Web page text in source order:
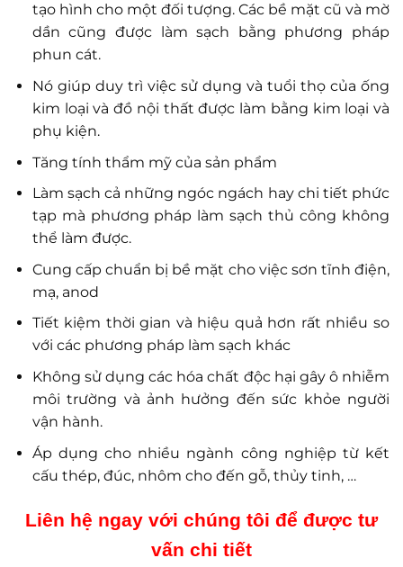
tạo hình cho một đối tượng. Các bề mặt cũ và mờ
dần cũng được làm sạch bằng phương pháp
phun cát.
Nó giúp duy trì việc sử dụng và tuổi thọ của ống
kim loại và đồ nội thất được làm bằng kim loại và
phụ kiện.
Tăng tính thẩm mỹ của sản phẩm
Làm sạch cả những ngóc ngách hay chi tiết phức
tạp mà phương pháp làm sạch thủ công không
thể làm được.
Cung cấp chuẩn bị bề mặt cho việc sơn tĩnh điện,
mạ, anod
Tiết kiệm thời gian và hiệu quả hơn rất nhiều so
với các phương pháp làm sạch khác
Không sử dụng các hóa chất độc hại gây ô nhiễm
môi trường và ảnh hưởng đến sức khỏe người
vận hành.
Áp dụng cho nhiều ngành công nghiệp từ kết
cấu thép, đúc, nhôm cho đến gỗ, thủy tinh, …
Liên hệ ngay với chúng tôi để được tư
vấn chi tiết